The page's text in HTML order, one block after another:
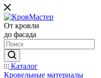
От кровли
до фасада
Каталог
Кровельные материалы